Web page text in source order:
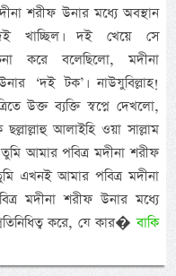
শরীফ উনার মধ্যে অবস্থান
খাচ্ছিল। দই খেয়ে সে
করে বলেছিলো, মদীনা
‘দই টক’। নাউযুবিল্লাহ!
উক্ত ব্যক্তি স্বপ্নে দেখলো,
আলাইহি ওয়া সাল্লাম
আমার পবিত্র মদীনা শরীফ
এখনই আমার পবিত্র মদীনা
মদীনা শরীফ উনার মধ্যে
করে, যে কার�বাকি